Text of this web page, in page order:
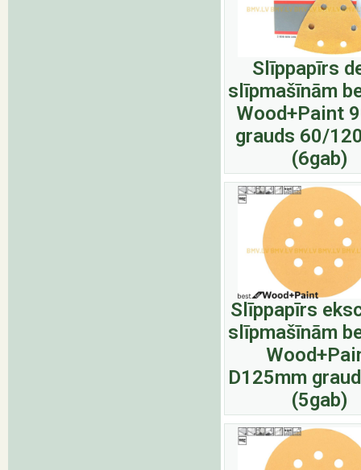
Slīppapīrs
slīpmašīnām
Wood+Paint
grauds 60/
(6gab)
Slīppapīrs
slīpmašīnām
D125mm
(5gab)